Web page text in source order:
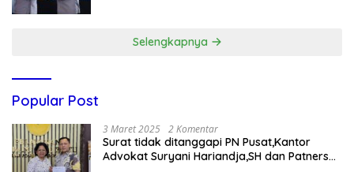
Selengkapnya
Popular Post
3 Maret 2025 2 Komentar
Surat tidak ditanggapi PN Pusat,Kantor
Advokat Suryani Hariandja,SH dan Patners